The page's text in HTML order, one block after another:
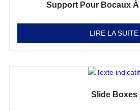
Support Pour Bocaux
LIRE LA SUITE
Slide Boxes